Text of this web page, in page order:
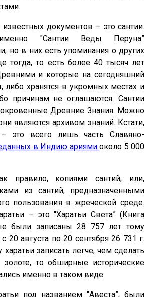
документов – это сантии.
именно "Сантии Веды Перуна”
но в них есть упоминания о других
тогда, то есть более 40 тысяч лет
и которые на сегодняшний
либо хранятся в укромных местах и
причинам не оглашаются. Сантии
Древние Знания. Можно
являются архивом знаний. Кстати,
это всего лишь часть Славяно-
в Индию ариями около 5 000
правило, копиями сантий, или,
из сантий, предназначенными
пользования в жреческой среде.
– это "Харатьи Света” (Книга
были записаны 28 757 лет тому
20 августа по 20 сентября 26 731 г.
записать легче, чем сделать
золоте, то обширные исторические
именно в таком виде.
под названием "Авеста”, были